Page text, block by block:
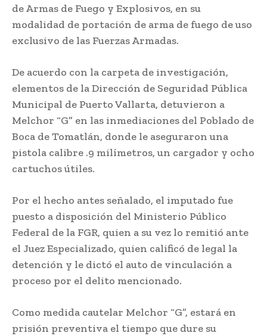
de Armas de Fuego y Explosivos, en su
modalidad de portación de arma de fuego de uso
exclusivo de las Fuerzas Armadas.
De acuerdo con la carpeta de investigación,
elementos de la Dirección de Seguridad Pública
Municipal de Puerto Vallarta, detuvieron a
Melchor “G” en las inmediaciones del Poblado de
Boca de Tomatlán, donde le aseguraron una
pistola calibre .9 milímetros, un cargador y ocho
cartuchos útiles.
Por el hecho antes señalado, el imputado fue
puesto a disposición del Ministerio Público
Federal de la FGR, quien a su vez lo remitió ante
el Juez Especializado, quien calificó de legal la
detención y le dictó el auto de vinculación a
proceso por el delito mencionado.
Como medida cautelar Melchor “G”, estará en
prisión preventiva el tiempo que dure su